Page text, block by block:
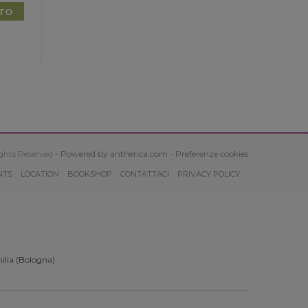
Reserved - Powered by antherica.com - Preferenze cookies
LOCATION BOOKSHOP CONTATTACI PRIVACY POLICY
(Bologna)